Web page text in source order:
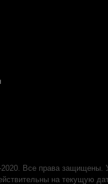
Все права защищены.
на текущую